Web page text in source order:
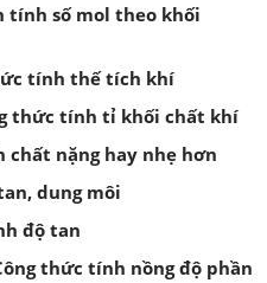
tính số mol theo khối
tính thế tích khí
thức tính tỉ khối chất khí
chất nặng hay nhẹ hơn
dung môi
độ tan
thức tính nồng độ phần